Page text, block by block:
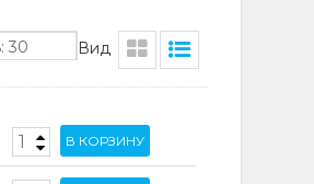
Вид
30
В КОРЗИНУ